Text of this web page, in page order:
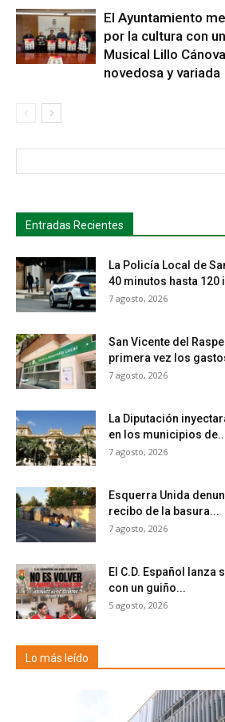
El Ayuntamiento
por la cultura con
Musical Lillo
novedosa y variada
Entradas Recientes
La Policía Local de
40 minutos hasta
7 agosto, 2026
San Vicente del
primera vez los
7 agosto, 2026
La Diputación
en los municipios
7 agosto, 2026
Esquerra Unida
recibo de la basura...
7 agosto, 2026
El C.D. Español lanza
con un guiño...
5 agosto, 2026
Lo más leído